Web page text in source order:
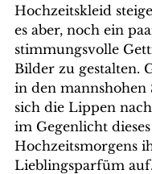
Hochzeitskleid
es aber, noch ein
stimmungsvolle
Bilder zu gestalten.
in den mannshohen
sich die Lippen
im Gegenlicht
Hochzeitsmorgens
Lieblingsparfüm